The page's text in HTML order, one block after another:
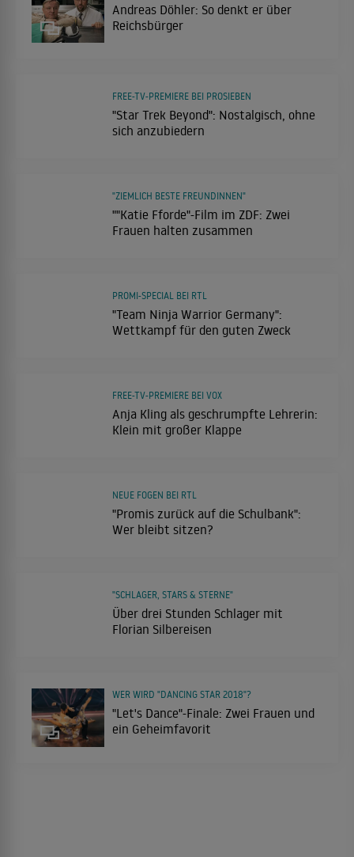
Andreas Döhler: So denkt er über
Reichsbürger
"Star Trek Beyond": Nostalgisch, ohne
sich anzubiedern
FREE-TV-PREMIERE BEI PROSIEBEN
""Katie Fforde"-Film im ZDF: Zwei
Frauen halten zusammen
"ZIEMLICH BESTE FREUNDINNEN"
"Team Ninja Warrior Germany":
Wettkampf für den guten Zweck
PROMI-SPECIAL BEI RTL
Anja Kling als geschrumpfte Lehrerin:
Klein mit großer Klappe
FREE-TV-PREMIERE BEI VOX
"Promis zurück auf die Schulbank":
Wer bleibt sitzen?
NEUE FOGEN BEI RTL
Über drei Stunden Schlager mit
Florian Silbereisen
"SCHLAGER, STARS & STERNE"
"Let's Dance"-Finale: Zwei Frauen und
ein Geheimfavorit
WER WIRD "DANCING STAR 2018"?